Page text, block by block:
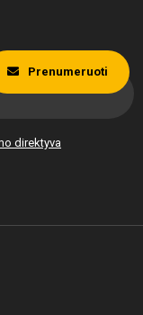
direktyva
Prenumeruoti